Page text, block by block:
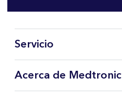
Servicio
Mi cuenta
CareLink™ Personal
Acerca de Medtronic